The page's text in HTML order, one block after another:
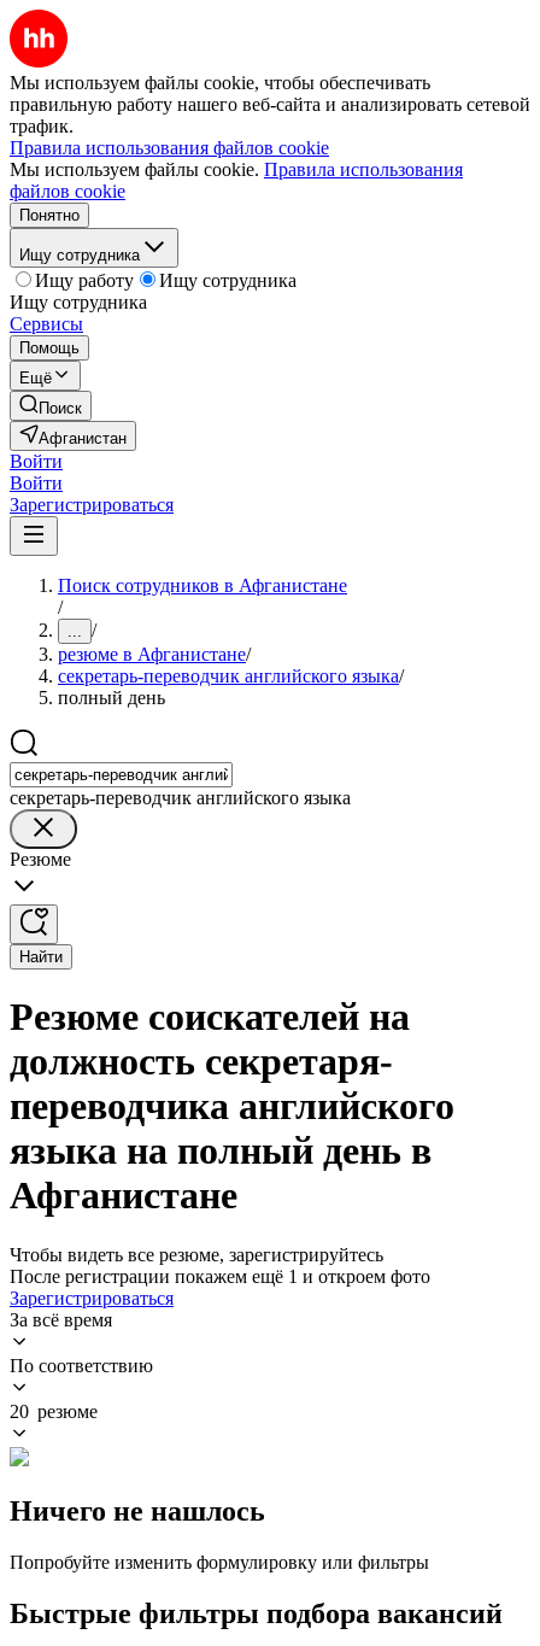
Мы используем файлы cookie, чтобы обеспечивать
правильную работу нашего веб-сайта и анализировать сетевой
трафик.
Правила использования файлов cookie
Мы используем файлы cookie. Правила использования
файлов cookie
Понятно
Ищу сотрудника
Ищу работу
Ищу сотрудника
Ищу сотрудника
Сервисы
Помощь
Ещё
Поиск
Афганистан
Войти
Войти
Зарегистрироваться
Поиск сотрудников в Афганистане
/
... /
резюме в Афганистане/
секретарь-переводчик английского языка/
полный день
секретарь-переводчик английского языка
Резюме
Найти
Резюме соискателей на
должность секретаря-
переводчика английского
языка на полный день в
Афганистане
Чтобы видеть все резюме, зарегистрируйтесь
После регистрации покажем ещё 1 и откроем фото
Зарегистрироваться
За всё время
По соответствию
20 резюме
Ничего не нашлось
Попробуйте изменить формулировку или фильтры
Быстрые фильтры подбора вакансий